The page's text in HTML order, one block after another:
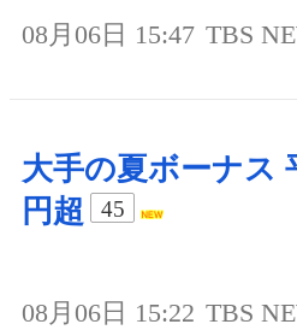
08月06日 15:47 TBS
大手の夏ボーナス
円超
45
08月06日 15:22 TBS